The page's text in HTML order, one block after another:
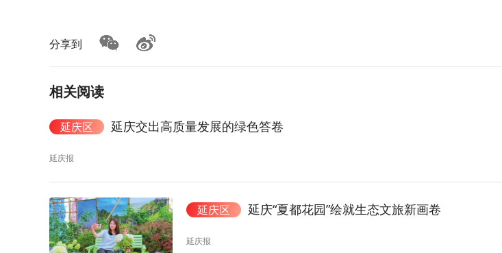
分享到
相关阅读
延庆区 延庆交出高质量发展的绿色答卷
延庆报
延庆区 延庆“夏都花园”绘就生态文旅新画卷
延庆报